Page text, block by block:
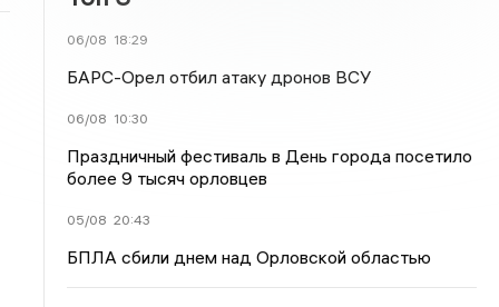
06/08 18:29
БАРС-Орел отбил атаку дронов ВСУ
06/08 10:30
Праздничный фестиваль в День города посетило
более 9 тысяч орловцев
05/08 20:43
БПЛА сбили днем над Орловской областью